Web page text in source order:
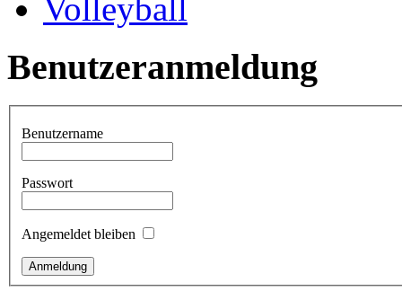
Volleyball
Benutzeranmeldung
Benutzername
Passwort
Angemeldet bleiben